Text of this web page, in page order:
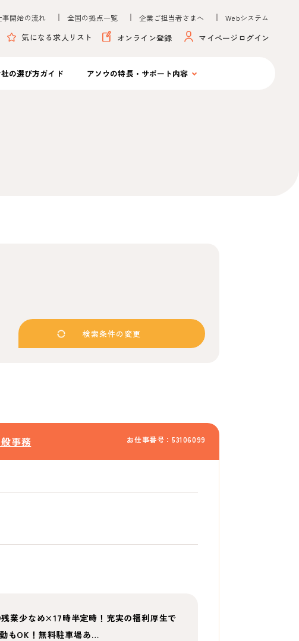
開始の流れ 全国の拠点一覧 企業ご担当者さまへ Webシステム
気になる求人リスト オンライン登録 マイページログイン
の選び方ガイド アソウの特長・サポート内容
検索条件の変更
お仕事番号：53106099
事務
業少なめ×17時半定時！充実の福利厚生で
もOK！無料駐車場あ…